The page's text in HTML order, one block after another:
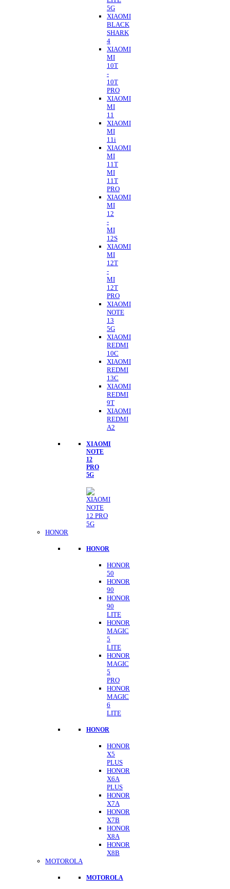
5G
XIAOMI
BLACK
SHARK
4
XIAOMI
MI
10T
-
10T
PRO
XIAOMI
MI
11
XIAOMI
MI
11i
XIAOMI
MI
11T
MI
11T
PRO
XIAOMI
MI
12
-
MI
12S
XIAOMI
MI
12T
-
MI
12T
PRO
XIAOMI
NOTE
13
5G
XIAOMI
REDMI
10C
XIAOMI
REDMI
13C
XIAOMI
REDMI
9T
XIAOMI
REDMI
A2
XIAOMI
NOTE
12
PRO
5G
HONOR
HONOR
HONOR
50
HONOR
90
HONOR
90
LITE
HONOR
MAGIC
5
LITE
HONOR
MAGIC
5
PRO
HONOR
MAGIC
6
LITE
HONOR
HONOR
X5
PLUS
HONOR
X6A
PLUS
HONOR
X7A
HONOR
X7B
HONOR
X8A
HONOR
X8B
MOTOROLA
MOTOROLA